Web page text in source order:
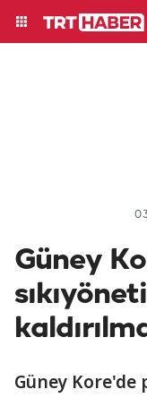
Güney
Güney Kore'de